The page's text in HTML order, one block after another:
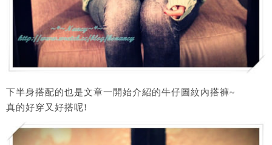
下半身搭配的也是文章一開始介紹的牛仔圖紋內搭褲~
真的好穿又好搭呢!